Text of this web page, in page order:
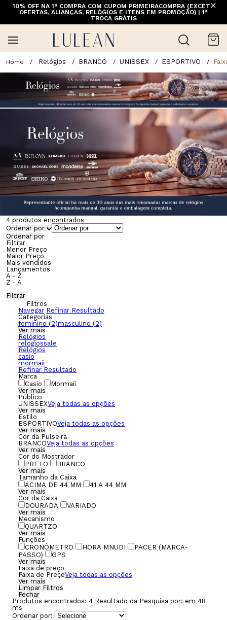
10% OFF NA 1ª COMPRA COM CUPOM PRIMEIRACOMPRA (EXCETO
OFERTAS, ALIANÇAS, RELÓGIOS E ITENS EM PROMOÇÃO) | 1ª
TROCA GRÁTIS
FRETE GRÁTIS ACIMA DE 399 PARA REGIÕES SELECIONADAS
(EXCETO LINHA HOME)
Relógios BRANCO UNISSEX ESPORTIVO
4 produtos encontrados
Ordenar por
Ordenar por
Filtrar
Menor Preço
Maior Preço
Mais vendidos
Lançamentos
A - Z
Z - A
Filtrar
Filtros
Navegar Refinar Resultado
Categorias
feminino (2)masculino (2)
Ver mais
Relógios
relogiossale
Relógios
casio
mormaii
Refinar Resultado
Marca
Casio
Mormaii
Ver mais
Público
UNISSEXVeja todas as opções
Ver mais
Estilo
ESPORTIVOVeja todas as opções
Ver mais
Cor da Pulseira
BRANCOVeja todas as opções
Ver mais
Cor do Mostrador
PRETO
BRANCO
Ver mais
Tamanho da Caixa
ACIMA DE 44 MM
41 A 44 MM
Ver mais
Cor da Caixa
DOURADA
VARIADO
Ver mais
Mecanismo
QUARTZO
Ver mais
Funções
CRONÔMETRO
HORA MNUDI
PACER (MARCA-
PASSO)
GPS
Ver mais
Faixa de preço
Faixa de PreçoVeja todas as opções
Ver mais
Limpar Filtros
Fechar
Produtos encontrados: 4 Resultado da Pesquisa por: em 48
ms
Ordenar por: